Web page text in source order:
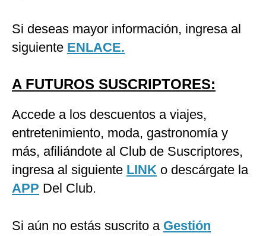
Si deseas mayor información, ingresa al
siguiente ENLACE.
A FUTUROS SUSCRIPTORES:
Accede a los descuentos a viajes,
entretenimiento, moda, gastronomía y
más, afiliándote al Club de Suscriptores,
ingresa al siguiente LINK o descárgate la
APP Del Club.
Si aún no estás suscrito a Gestión